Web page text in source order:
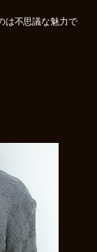
は不思議な魅力で